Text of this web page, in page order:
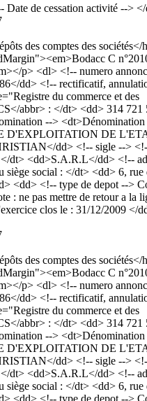
Date de cessation activité -->
des comptes des sociétés</
C
p> <dl> <!-- numero
dd> <!-- rectificatif,
du commerce et des
abbr> : </dt> <dd> 314 721
--> <dt>Dénomination
D'EXPLOITATION DE
dd> <!-- sigle -->
dt> <dd>S.A.R.L</dd> <!--
siège social : </dt> <dd> 6, rue
<dd> <!-- type de depot -->
: ne pas mettre de retour a la
clos le : 31/12/2009 </
des comptes des sociétés</
C
p> <dl> <!-- numero
dd> <!-- rectificatif,
du commerce et des
abbr> : </dt> <dd> 314 721
--> <dt>Dénomination
D'EXPLOITATION DE
dd> <!-- sigle -->
dt> <dd>S.A.R.L</dd> <!--
siège social : </dt> <dd> 6, rue
<dd> <!-- type de depot -->